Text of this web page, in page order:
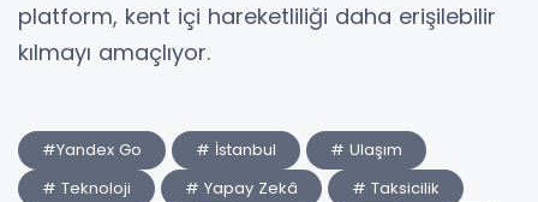
platform, kent içi hareketliliği daha erişilebilir
kılmayı amaçlıyor.
#Yandex Go # İstanbul
# Ulaşım
# Teknoloji
# Yapay Zekâ
# Taksicilik